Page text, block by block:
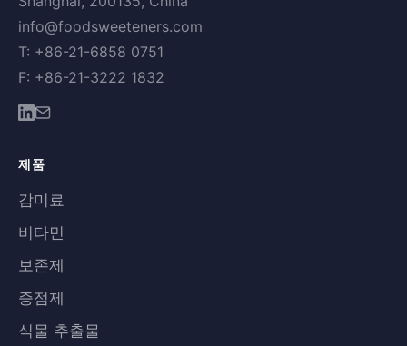
info@foodsweeteners.com
T: +86-21-6858 0751
F: +86-21-3222 1832
제품
감미료
비타민
보존제
증점제
식물 추출물